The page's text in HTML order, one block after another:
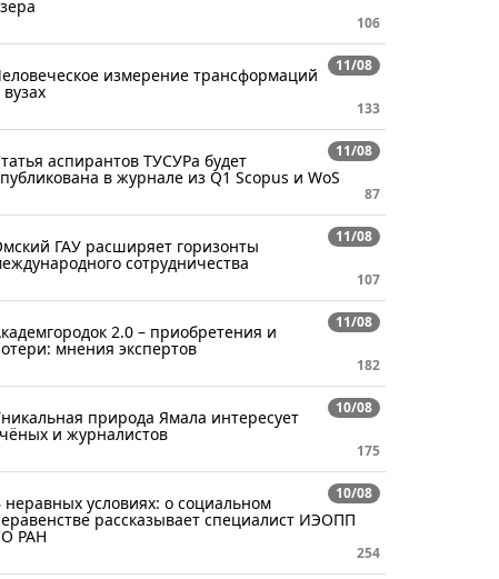
106
11/08
измерение трансформаций
вузах
133
11/08
аспирантов ТУСУРа будет
в журнале из Q1 Scopus и WoS
87
11/08
ГАУ расширяет горизонты
сотрудничества
107
11/08
2.0 – приобретения и
мнения экспертов
182
10/08
природа Ямала интересует
и журналистов
175
10/08
неравных условиях: о социальном
рассказывает специалист ИЭОПП
РАН
254